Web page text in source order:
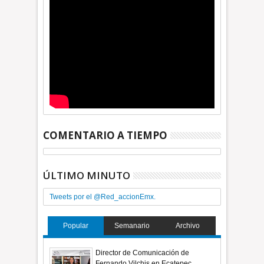
COMENTARIO A TIEMPO
ÚLTIMO MINUTO
Tweets por el @Red_accionEmx.
Popular Semanario Archivo
Director de Comunicación de